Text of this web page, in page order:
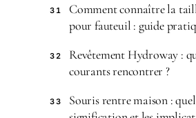
31
Comment connaître la
pour fauteuil : guide
32
Revêtement Hydroway :
courants rencontrer ?
33
Souris rentre maison :